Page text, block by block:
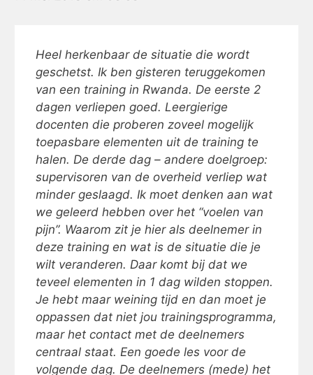
Heel herkenbaar de situatie die wordt
geschetst. Ik ben gisteren teruggekomen
van een training in Rwanda. De eerste 2
dagen verliepen goed. Leergierige
docenten die proberen zoveel mogelijk
toepasbare elementen uit de training te
halen. De derde dag – andere doelgroep:
supervisoren van de overheid verliep wat
minder geslaagd. Ik moet denken aan wat
we geleerd hebben over het “voelen van
pijn”. Waarom zit je hier als deelnemer in
deze training en wat is de situatie die je
wilt veranderen. Daar komt bij dat we
teveel elementen in 1 dag wilden stoppen.
Je hebt maar weining tijd en dan moet je
oppassen dat niet jou trainingsprogramma,
maar het contact met de deelnemers
centraal staat. Een goede les voor de
volgende dag. De deelnemers (mede) het